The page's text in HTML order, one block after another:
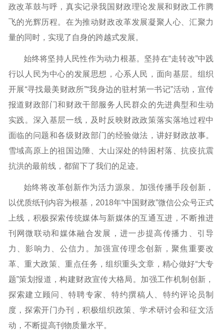
政改革鼓与呼，真实记录我国财政理论发展和财政工作腾
飞的光辉历程。在为推动财政改革发展凝聚人心、汇聚力
量的同时，实现了自身的跨越式发展。
始终将坚持人民性作为动力根基。坚持在“走转改”中践
行以人民为中心的发展思想，心系人民，面向基层。组织
开展“寻找最美财政所”“我身边的驻村第一书记”活动，宣传
报道财政部门和财政干部服务人民群众的先进典型和生动
实践。深入基层一线，及时反映财政政策落实落地过程中
面临的问题和各级财政部门的经验做法，讲好财政故事。
雪域高原上的祖国边陲、大山深处的特困村落、抗疫抗震
抗洪的最前线，都留下了我们的足迹。
始终将改革创新作为活力源泉。加强传播手段创新，
以优质纸刊内容为根基，2018年“中国财政”微信公众号正式
上线，积极探索传统媒体与新媒体的互通互进，不断推进
刊网微联动和媒体融合发展，进一步提高传播力、引导
力、影响力、公信力。加强宣传理念创新，聚焦重要改
革、重大政策、重点任务，组织重头文章，精心做好“大专
题”策划报道，构建财政宣传大格局。加强工作机制创新，
探索建立顾问、特聘专家、特约撰稿人、特约评论员制
度，探索开门办刊，积极组织政策、学术研讨会和征文活
动，不断提高刊物质量水平。